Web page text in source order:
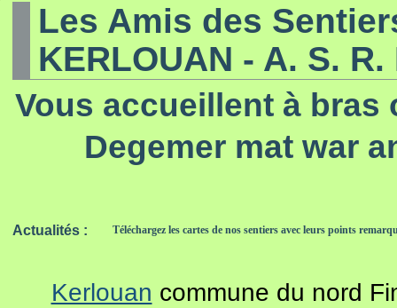
Les Amis des
KERLOUAN - A. S. R.
Vous accueillent à
Degemer mat war
Téléchargez les cartes de nos sentiers avec leurs points
Actualités :
Kerlouan commune du nord